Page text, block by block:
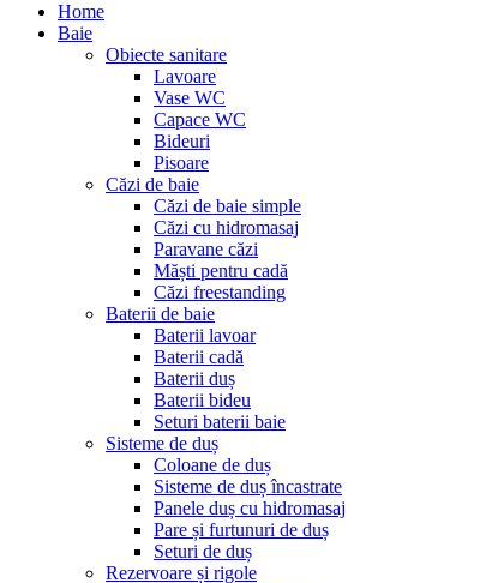
Home
Baie
Obiecte sanitare
Lavoare
Vase WC
Capace WC
Bideuri
Pisoare
Căzi de baie
Căzi de baie simple
Căzi cu hidromasaj
Paravane căzi
Măști pentru cadă
Căzi freestanding
Baterii de baie
Baterii lavoar
Baterii cadă
Baterii duș
Baterii bideu
Seturi baterii baie
Sisteme de duș
Coloane de duș
Sisteme de duș încastrate
Panele duș cu hidromasaj
Pare și furtunuri de duș
Seturi de duș
Rezervoare și rigole